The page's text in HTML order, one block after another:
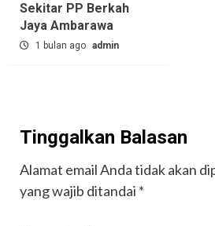
Sekitar PP Berkah
Jaya Ambarawa‎
1 bulan ago admin
Tinggalkan Balasan
Alamat email Anda tidak akan
yang wajib ditandai *